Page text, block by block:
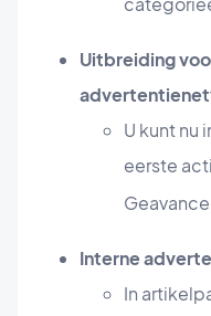
Uitbreiding
U kunt nu
eerste
Interne
In